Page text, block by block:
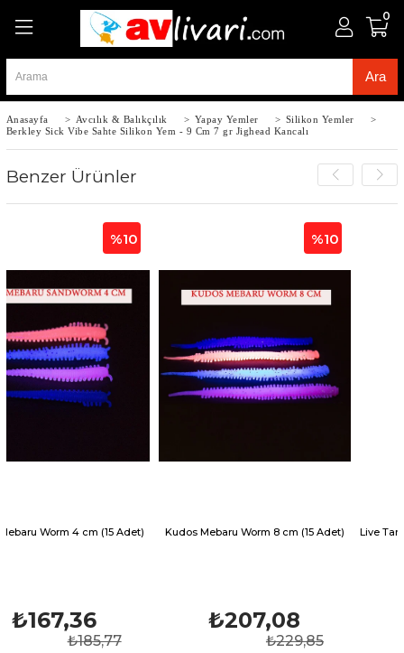
0
Anasayfa > Avcılık & Balıkçılık > Yapay Yemler > Silikon Yemler
>
Berkley Sick Vibe Sahte Silikon Yem - 9 Cm 7 gr Jighead Kancalı
Benzer Ürünler
(15 Adet) Kudos Mebaru Worm 8 cm (15 Adet)
₺207,08
Live Target Shrimp 7cm